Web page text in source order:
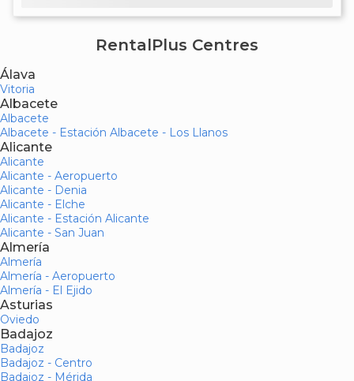
RentalPlus Centres
Álava
Vitoria
Albacete
Albacete
Albacete - Estación Albacete - Los Llanos
Alicante
Alicante
Alicante - Aeropuerto
Alicante - Denia
Alicante - Elche
Alicante - Estación Alicante
Alicante - San Juan
Almería
Almería
Almería - Aeropuerto
Almería - El Ejido
Asturias
Oviedo
Badajoz
Badajoz
Badajoz - Centro
Badajoz - Mérida